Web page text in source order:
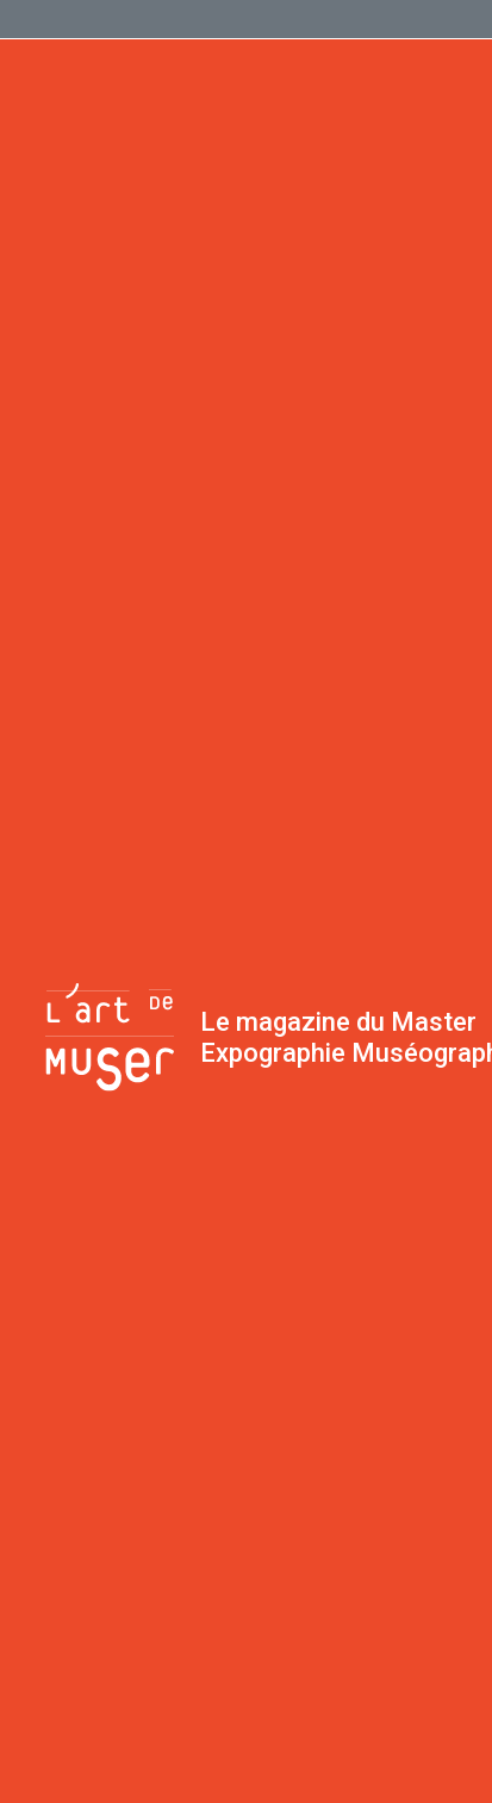
Le magazine du Master
Expographie